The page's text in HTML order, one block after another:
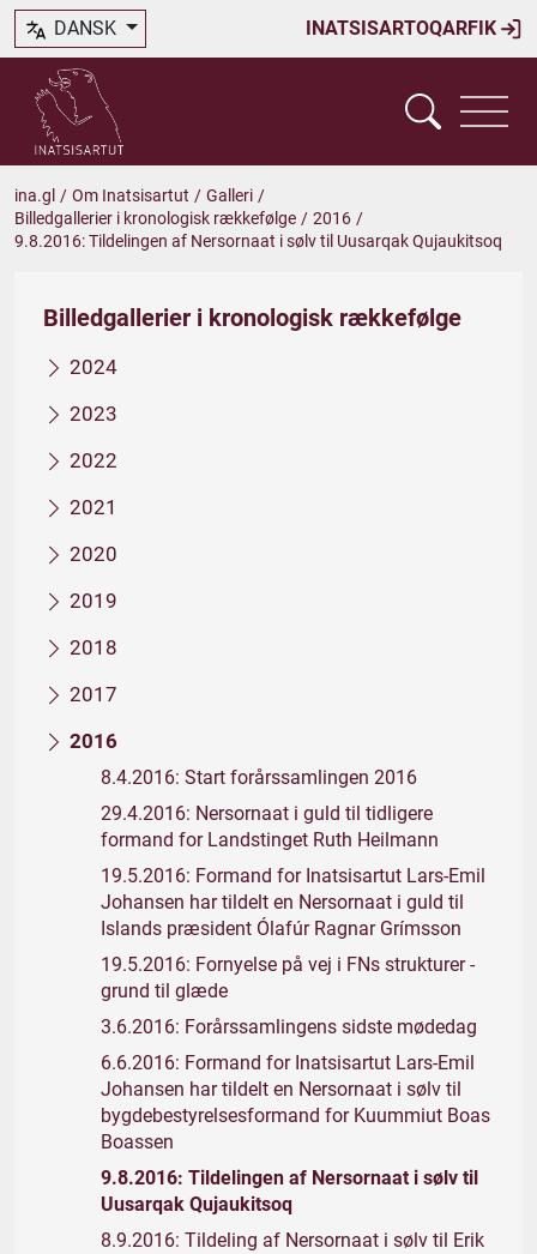
INATSISARTOQARFIK
DANSK
ina.gl / Om Inatsisartut / Galleri /
Billedgallerier i kronologisk rækkefølge / 2016 /
9.8.2016: Tildelingen af Nersornaat i sølv til Uusarqak Qujaukitsoq
Billedgallerier i kronologisk rækkefølge
2024
2023
2022
2021
2020
2019
2018
2017
2016
8.4.2016: Start forårssamlingen 2016
29.4.2016: Nersornaat i guld til tidligere
formand for Landstinget Ruth Heilmann
19.5.2016: Formand for Inatsisartut Lars-Emil
Johansen har tildelt en Nersornaat i guld til
Islands præsident Ólafúr Ragnar Grímsson
19.5.2016: Fornyelse på vej i FNs strukturer -
grund til glæde
3.6.2016: Forårssamlingens sidste mødedag
6.6.2016: Formand for Inatsisartut Lars-Emil
Johansen har tildelt en Nersornaat i sølv til
bygdebestyrelsesformand for Kuummiut Boas
Boassen
9.8.2016: Tildelingen af Nersornaat i sølv til
Uusarqak Qujaukitsoq
8.9.2016: Tildeling af Nersornaat i sølv til Erik